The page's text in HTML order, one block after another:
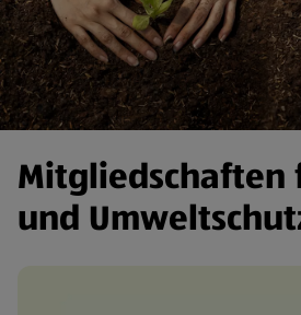
Mitgliedschaften
und